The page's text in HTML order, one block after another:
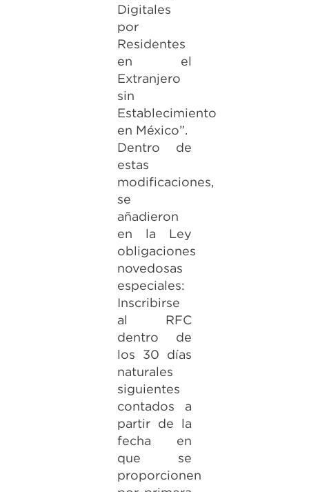
Digitales
por
Residentes
en el
Extranjero
sin
Establecimiento
en México”.
Dentro de
estas
modificaciones,
se
añadieron
en la Ley
obligaciones
novedosas
especiales:
Inscribirse
al RFC
dentro de
los 30 días
naturales
siguientes
contados a
partir de la
fecha en
que se
proporcionen